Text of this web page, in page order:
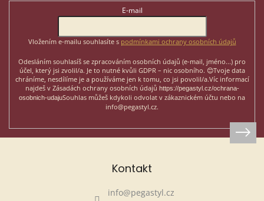
E-mail
Vložením e-mailu souhlasíte s podmínkami ochrany osobních údajů
Odesláním souhlasíš se zpracováním osobních údajů (e-mail, jméno...) pro
účel, který jsi zvolil/a. Je to nutné kvůli GDPR – nic osobního. 😊Tvoje data
chráníme, nesdílíme je a používáme jen k tomu, co jsi povolil/a.Víc informací
najdeš v Zásadách ochrany osobních údajů https://pegastyl.cz/ochrana-
osobnich-udajuSouhlas můžeš kdykoli odvolat v zákaznickém účtu nebo na
info@pegastyl.cz.
Kontakt
info@pegastyl.cz